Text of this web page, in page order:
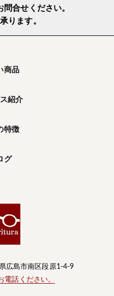
合せください。
ります。
商品
紹介
特徴
グ
広島市南区段原1-4-9
電話ください。